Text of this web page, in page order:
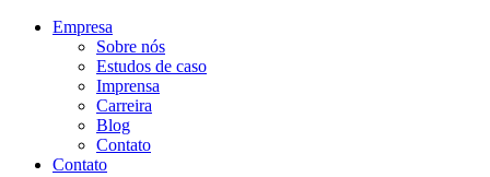
Empresa
Sobre nós
Estudos de caso
Imprensa
Carreira
Blog
Contato
Contato